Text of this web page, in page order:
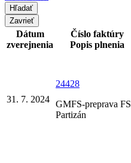
Zavrieť
Dátum
zverejnenia
Číslo faktúry
Popis plnenia
31. 7. 2024
24428
GMFS-preprava FS
Partizán